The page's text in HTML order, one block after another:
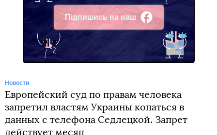
Підпишись на наш
Facebook
Новости
Европейский суд по правам человека
запретил властям Украины копаться в
данных с телефона Седлецкой. Запрет
действует месяц